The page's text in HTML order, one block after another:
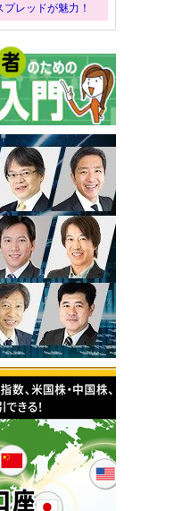
レッドが魅力！